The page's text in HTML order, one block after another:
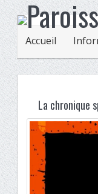
Accueil
La chronique